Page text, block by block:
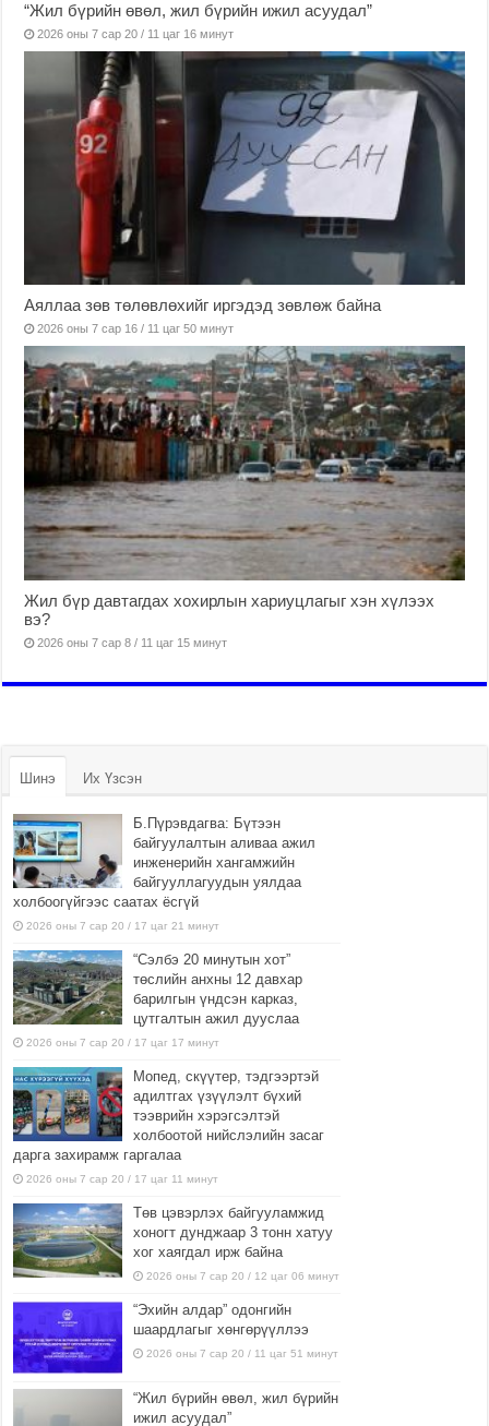
“Жил бүрийн өвөл, жил бүрийн ижил асуудал”
2026 оны 7 сар 20 / 11 цаг 16 минут
Аяллаа зөв төлөвлөхийг иргэдэд зөвлөж байна
2026 оны 7 сар 16 / 11 цаг 50 минут
Жил бүр давтагдах хохирлын хариуцлагыг хэн хүлээх
вэ?
2026 оны 7 сар 8 / 11 цаг 15 минут
Шинэ Их Үзсэн
Б.Пүрэвдагва: Бүтээн
байгуулалтын аливаа ажил
инженерийн хангамжийн
байгууллагуудын уялдаа
холбоогүйгээс саатах ёсгүй
2026 оны 7 сар 20 / 17 цаг 21 минут
“Сэлбэ 20 минутын хот”
төслийн анхны 12 давхар
барилгын үндсэн карказ,
цутгалтын ажил дууслаа
2026 оны 7 сар 20 / 17 цаг 17 минут
Мопед, скүүтер, тэдгээртэй
адилтгах үзүүлэлт бүхий
тээврийн хэрэгсэлтэй
холбоотой нийслэлийн засаг
дарга захирамж гаргалаа
2026 оны 7 сар 20 / 17 цаг 11 минут
Төв цэвэрлэх байгууламжид
хоногт дунджаар 3 тонн хатуу
хог хаягдал ирж байна
2026 оны 7 сар 20 / 12 цаг 06 минут
“Эхийн алдар” одонгийн
шаардлагыг хөнгөрүүллээ
2026 оны 7 сар 20 / 11 цаг 51 минут
“Жил бүрийн өвөл, жил бүрийн
ижил асуудал”